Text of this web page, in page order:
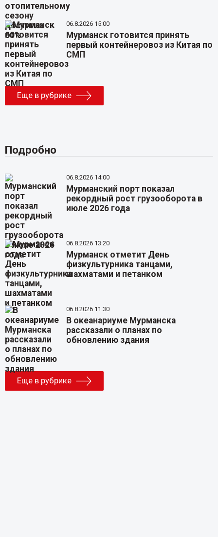
06.8.2026 15:00
Мурманск готовится принять
первый контейнеровоз из Китая по
СМП
Еще в рубрике
Подробно
06.8.2026 14:00
Мурманский порт показал
рекордный рост грузооборота в
июле 2026 года
06.8.2026 13:20
Мурманск отметит День
физкультурника танцами,
шахматами и петанком
06.8.2026 11:30
В океанариуме Мурманска
рассказали о планах по
обновлению здания
Еще в рубрике